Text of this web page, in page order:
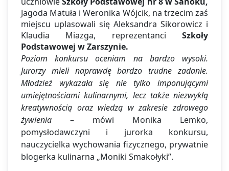
Jagoda Matuła i Weronika Wójcik, na trzecim zaś
miejscu uplasowali się Aleksandra Sikorowicz i
Klaudia Miazga, reprezentanci Szkoły
Podstawowej w Zarszynie.
Poziom konkursu oceniam na bardzo wysoki.
Jurorzy mieli naprawdę bardzo trudne zadanie.
Młodzież wykazała się nie tylko imponującymi
umiejętnościami kulinarnymi, lecz także niezwykłą
kreatywnością oraz wiedzą w zakresie zdrowego
żywienia – mówi Monika Lemko,
pomysłodawczyni i jurorka konkursu,
nauczycielka wychowania fizycznego, prywatnie
blogerka kulinarna „Moniki Smakołyki”.